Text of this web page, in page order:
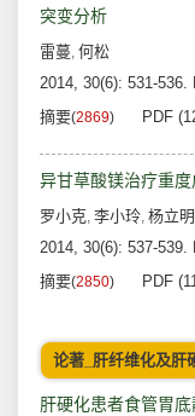
突变分析
雷蔓, 何松
2014, 30(6): 531-536.
摘要(2869) PDF
异甘草酸镁治疗重
罗小克, 李小玲, 杨立明
2014, 30(6): 537-539.
摘要(2850) PDF
论著_肝纤维化及肝
肝硬化患者食管胃